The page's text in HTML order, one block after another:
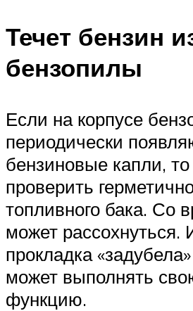
Течет бензин
бензопилы
Если на корпусе
периодически
бензиновые капли,
проверить
топливного бака. Со
может рассохнуться.
прокладка
может выполнять
функцию.